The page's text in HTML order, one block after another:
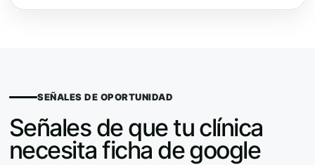
SEÑALES DE OPORTUNIDAD
Señales de que tu clínica
necesita ficha de google